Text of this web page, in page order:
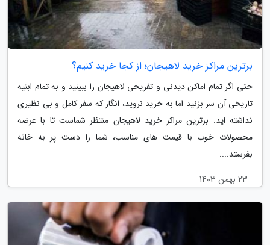
برترین مراکز خرید لاهیجان؛ از کجا خرید کنیم؟
حتی اگر تمام اماکن دیدنی و تفریحی لاهیجان را ببینید و به تمام ابنیه
تاریخی آن سر بزنید اما به خرید نروید، انگار که سفر کامل و بی نظیری
نداشته اید. برترین مراکز خرید لاهیجان منتظر شماست تا با عرضه
محصولات خوب با قیمت های مناسب، شما را دست پر به خانه
بفرستد....
23 بهمن 1403